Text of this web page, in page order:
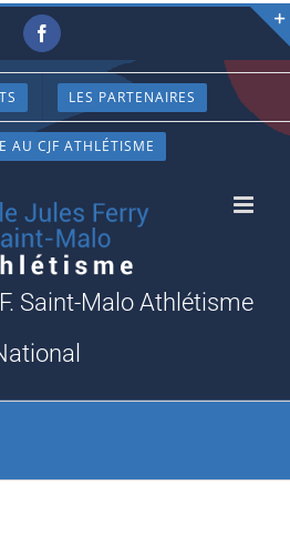
Facebook
LES PARTENAIRES
AU CJF ATHLÉTISME
Saint-Malo Athlétisme